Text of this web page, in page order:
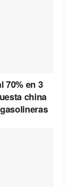
70% en 3
china